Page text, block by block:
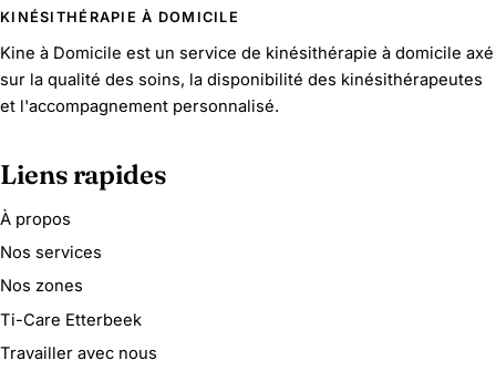
KINÉSITHÉRAPIE À DOMICILE
Kine à Domicile est un service de kinésithérapie à domicile axé
sur la qualité des soins, la disponibilité des kinésithérapeutes
et l'accompagnement personnalisé.
Liens rapides
À propos
Nos services
Nos zones
Ti-Care Etterbeek
Travailler avec nous